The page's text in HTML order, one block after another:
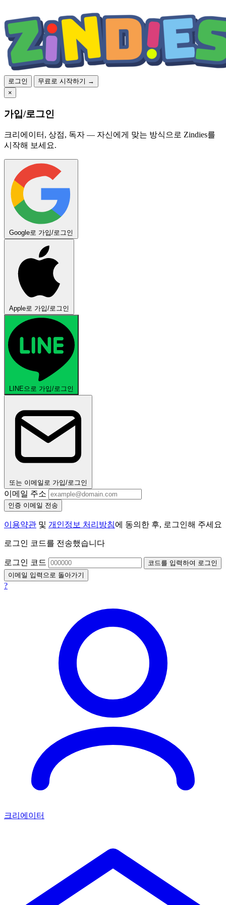
로그인
무료로 시작하기 →
×
가입/로그인
크리에이터, 상점, 독자 — 자신에게 맞는 방식으로 Zindies를
시작해 보세요.
Google로 가입/로그인
Apple로 가입/로그인
LINE으로 가입/로그인
또는 이메일로 가입/로그인
이메일 주소
인증 이메일 전송
이용약관 및 개인정보 처리방침에 동의한 후, 로그인해 주세요
로그인 코드를 전송했습니다
로그인 코드
코드를 입력하여 로그인
이메일 입력으로 돌아가기
?
크리에이터